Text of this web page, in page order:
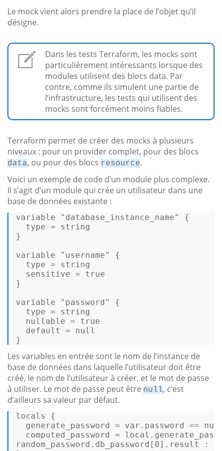
Le mock vient alors prendre la place de l’objet qu’il
désigne.
Dans les tests Terraform, les mocks sont
particulièrement intéressants lorsque des
modules utilisent des blocs data. Par
contre, comme ils simulent une partie de
l’infrastructure, les tests qui utilisent des
mocks sont forcément moins fiables.
Terraform permet de créer des mocks à plusieurs
niveaux : pour un provider complet, pour des blocs
data, ou pour des blocs resource.
Voici un exemple de code d’un module plus complexe.
Il s’agit d’un module qui crée un utilisateur dans une
base de données existante :
variable "database_instance_name"
{
type = string
}
variable
"username"
{
type = string
sensitive = true
}
variable
"password"
{
type = string
nullable = true
default
= null
}
Les variables en entrée sont le nom de l’instance de
base de données dans laquelle l’utilisateur doit être
créé, le nom de l’utilisateur à créer, et le mot de passe
à utiliser. Le mot de passe peut être null, c’est
d’ailleurs sa valeur par défaut.
locals {
generate_password = var .password ==
computed_password
=
random_password.db_password[ 0].result :